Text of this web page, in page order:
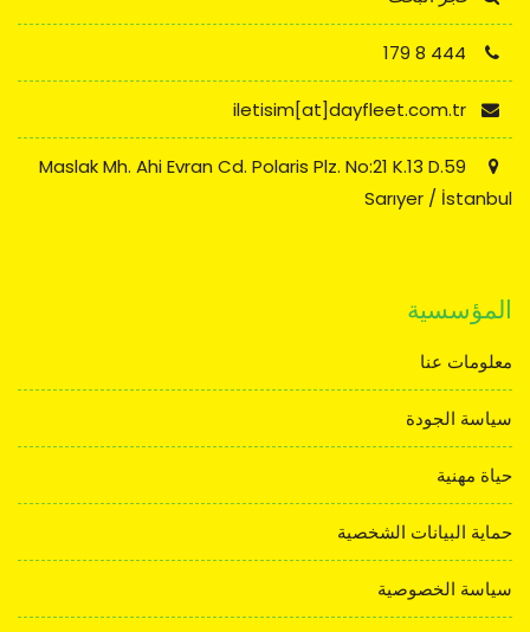
Maslak Mh. Ahi Evran Cd. Polaris Plz. No:21 K.13 D.59
Sarıyer / İstanbul
المؤسسية
معلومات عنا
سياسة الجودة
حياة مهنية
حماية البيانات الشخصية
سياسة الخصوصية